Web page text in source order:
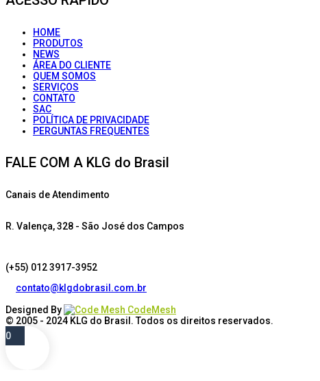
HOME
PRODUTOS
NEWS
ÁREA DO CLIENTE
QUEM SOMOS
SERVIÇOS
CONTATO
SAC
POLÍTICA DE PRIVACIDADE
PERGUNTAS FREQUENTES
FALE COM A KLG do Brasil
Canais de Atendimento
R. Valença, 328 - São José dos Campos
(+55) 012 3917-3952
contato@klgdobrasil.com.br
Designed By
CodeMesh
© 2005 - 2024 KLG do Brasil . Todos os direitos reservados.
0